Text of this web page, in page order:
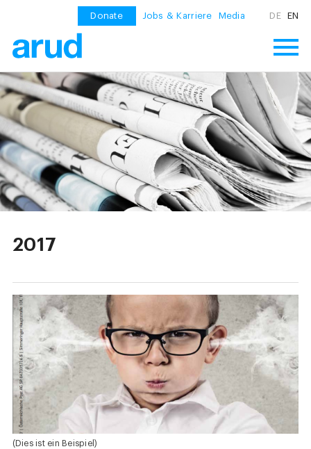
Donate Jobs & Karriere Media DE EN
2017
(Dies ist ein Beispiel)